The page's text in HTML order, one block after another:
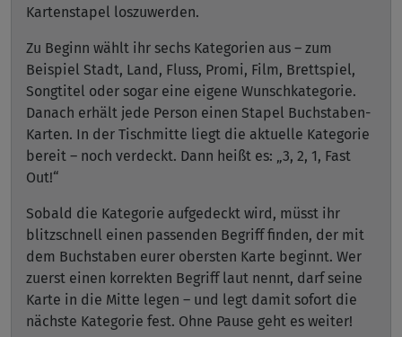
Kartenstapel loszuwerden.
Zu Beginn wählt ihr sechs Kategorien aus – zum
Beispiel Stadt, Land, Fluss, Promi, Film, Brettspiel,
Songtitel oder sogar eine eigene Wunschkategorie.
Danach erhält jede Person einen Stapel Buchstaben-
Karten. In der Tischmitte liegt die aktuelle Kategorie
bereit – noch verdeckt. Dann heißt es: „3, 2, 1, Fast
Out!“
Sobald die Kategorie aufgedeckt wird, müsst ihr
blitzschnell einen passenden Begriff finden, der mit
dem Buchstaben eurer obersten Karte beginnt. Wer
zuerst einen korrekten Begriff laut nennt, darf seine
Karte in die Mitte legen – und legt damit sofort die
nächste Kategorie fest. Ohne Pause geht es weiter!